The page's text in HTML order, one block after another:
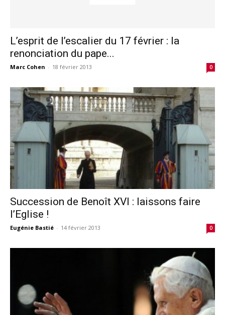
L’esprit de l’escalier du 17 février : la
renonciation du pape...
Marc Cohen - 18 février 2013 0
Succession de Benoît XVI : laissons faire
l’Eglise !
Eugénie Bastié - 14 février 2013 0